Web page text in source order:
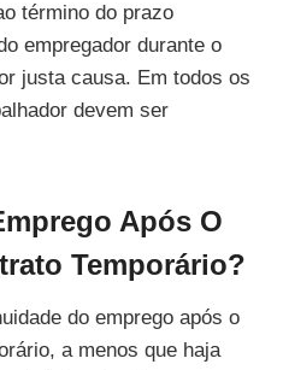
término do prazo
empregador durante o
justa causa. Em todos os
devem ser
Após O
Temporário?
do emprego após o
a menos que haja